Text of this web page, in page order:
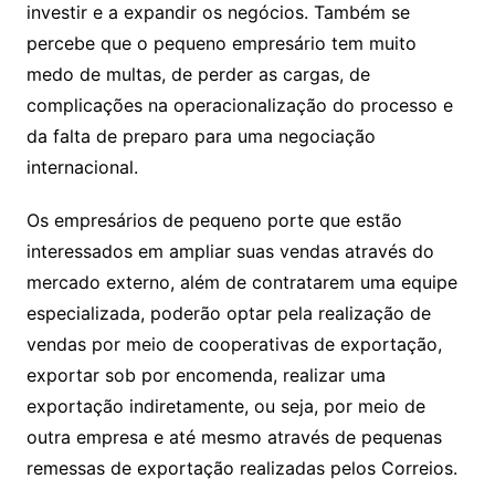
investir e a expandir os negócios. Também se
percebe que o pequeno empresário tem muito
medo de multas, de perder as cargas, de
complicações na operacionalização do processo e
da falta de preparo para uma negociação
internacional.
Os empresários de pequeno porte que estão
interessados em ampliar suas vendas através do
mercado externo, além de contratarem uma equipe
especializada, poderão optar pela realização de
vendas por meio de cooperativas de exportação,
exportar sob por encomenda, realizar uma
exportação indiretamente, ou seja, por meio de
outra empresa e até mesmo através de pequenas
remessas de exportação realizadas pelos Correios.